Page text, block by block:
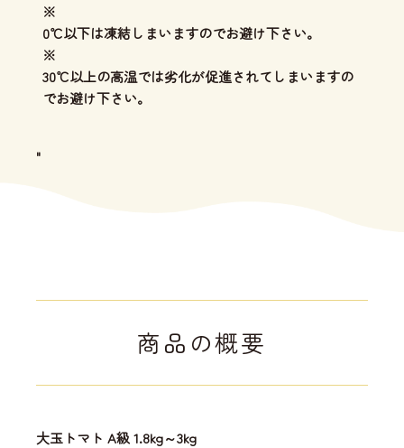
※
0℃以下は凍結しまいますのでお避け下さい。
※
30℃以上の高温では劣化が促進されてしまいますの
でお避け下さい。
"
商品の概要
大玉トマト A級 1.8kg～3kg